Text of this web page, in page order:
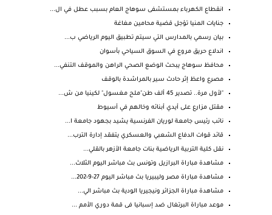
انقطاع الكهرباء بمستشفى سوهاج العام بسبب عطل في ال...
جنايات المنيا تؤجل قضية محامين مغاغة
بيان رسمي بالمدارس التي سيتم تطبيق اليوم الرياضي ب...
اندلاع حريق مروع في السوق السياحي بأسوان
محافظ سوهاج يبحث الوضع الصحي الراهن والموقف التنفي...
مصرع واعظ إثر حادث سير بالمراشدة بالوقف
"لأول مرة.. تصدير 45 ألف طن"ملح مغسول" لكينيا من ش...
مقتل مزارع على أيدي أبنائه وخالهم في أسيوط
نائب رئيس جامعة لوريان الفرنسية يشيد بجهود جامعة ا...
قائد قوات الدفاع الشعبي والعسكري يتفقد إدارة الترب...
نقل كلية التربية الرياضية بنات جامعة الأزهر بالقلي...
مشاهدة مباراة البرازيل وتونس بث مباشر اليوم الثلاث...
مشاهدة مباراة مصر وليبيريا بث مباشر اليوم 27-9-202...
مشاهدة مباراة الجزائر ونيجيريا الودية بث مباشر الي...
موعد مباراة البرتغال ضد إسبانيا فى قمة دوري الأمم ...